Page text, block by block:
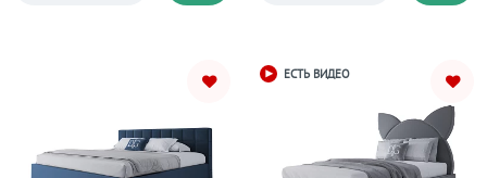
ЕСТЬ ВИДЕО